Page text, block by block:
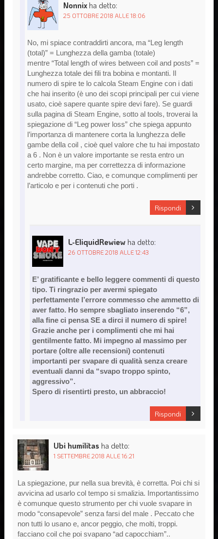
Nonnixha detto:
25 OTTOBRE 2018 ALLE 18:06
No, mi spiace contraddirti ancora, ma “Leg length
(total)” = Lunghezza della gamba (totale)
mentre “Total length of wires between coil and posts” =
Lunghezza totale dei fili tra bobina e montanti. Il
numero di spire te lo calcola Steam Engine con i dati
che hai inserito (è uno dei scopi principali per cui viene
usato, cioè sapere quante spire devi fare). Se guardi
sulla pagina di Steam Engine, sotto al tools, troverai la
spiegazione di “Leg power loss” che spiega appunto
l’importanza di mantenere corta la lunghezza delle
gambe della coil , cioè quel valore che tu hai impostato
a 6 . Non è un valore importante se resta entro un
certo margine, ma per correttezza di informazione
andrebbe corretto. Ciao, e comunque complimenti per
l’articolo e per i contenuti che porti .
Rispondi
L-EliquidRewiewha detto:
26 OTTOBRE 2018 ALLE 12:43
E’ gratificante e bello leggere commenti di questo
tipo. Ti ringrazio per avermi spiegato
perfettamente l’errore commesso che ammetto di
aver fatto. Ho sempre sbagliato inserendo “6”,
alla fine ci pensa SE a dirci il numero di spire!
Grazie anche per i complimenti che mi hai
gentilmente fatto. Mi impegno al massimo per
portare (oltre alle recensioni) contenuti
importanti per svapare di qualità senza creare
eventuali danni da “svapo troppo spinto,
aggressivo”.
Spero di risentirti presto, un abbraccio!
Rispondi
Ubi humilitas ha detto:
1 SETTEMBRE 2018 ALLE 16:21
La spiegazione, pur nella sua brevità, è corretta. Poi chi si
avvicina ad usarlo col tempo si smalizia. Importantissimo
è comunque questo strumento per chi vuole svapare in
modo “consapevole” senza farsi del male . Peccato che
non tutti lo usano e, ancor peggio, che molti, troppi.
facciano coil che poi svapano “ad capocchiam”..